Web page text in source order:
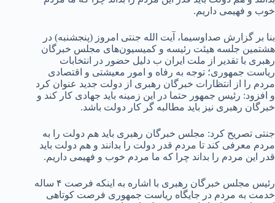
خوب و فهیمی داریم.
بنا بر گزارش صداوسیما، آیت الله جنتی امروز (پنجشنبه) در
هشتمین جلسه هیئت رئیسه و کمیسیون‌های مجلس خبرگان
رهبری با تقدیر از ملت ایران ب دلیل حضور در انتخابات
ریاست جمهوری؛ توجه به رفاه و امور معیشتی و اقتصادی
مردم را از انتظارات خبرگان رهبری از دولت جدید عنوان کرد
و افزود: رئیس جمهور حتما در این زمینه باید جهادی کار کند و
خبرگان رهبری نیز باید مطالبه گر کار دولت باشد.
جنتی تصریح کرد: مجلس خبرگان رهبری باید هم دولت را به
مردم معرفی کند تا مردم قدر دولت را بدانند و هم دولت باید
قدر این مردم را بداند چرا که ما مردم خوب و فهیمی داریم.
رئیس مجلس خبرگان رهبری با اشاره به اینکه فرصت ۴ ساله
خدمت به مردم در جایگاه ریاست جمهوری فرصت کوتاهی